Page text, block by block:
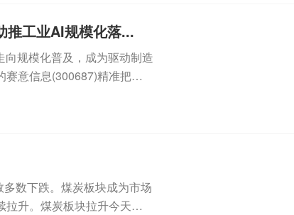
推工业AI规模化落...
规模化普及，成为驱动制造
意信息(300687)精准把握
数下跌。煤炭板块成为市场
升。煤炭板块拉升今天上